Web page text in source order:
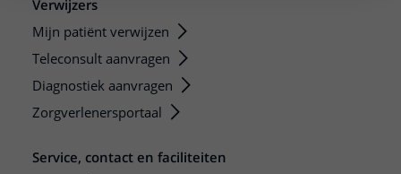
Verwijzers
Mijn patiënt verwijzen
Teleconsult aanvragen
Diagnostiek aanvragen
Zorgverlenersportaal
Service, contact en faciliteiten